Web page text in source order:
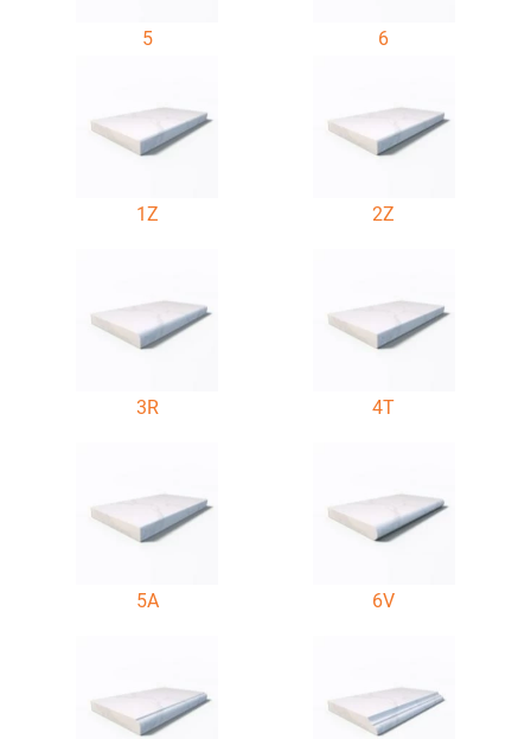
5 6
1Z 2Z
3R 4T
5A 6V